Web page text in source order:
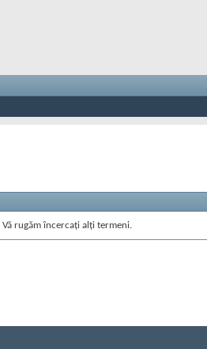
rugăm încercați alți termeni.